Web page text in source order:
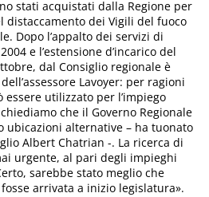
stati acquistati dalla Regione per
distaccamento dei Vigili del fuoco
Dopo l’appalto dei servizi di
e l’estensione d’incarico del
dal Consiglio regionale è
Lavoyer: per ragioni
essere utilizzato per l’impiego
che il Governo Regionale
ubicazioni alternative – ha tuonato
Albert Chatrian -. La ricerca di
urgente, al pari degli impieghi
sarebbe stato meglio che
arrivata a inizio legislatura».